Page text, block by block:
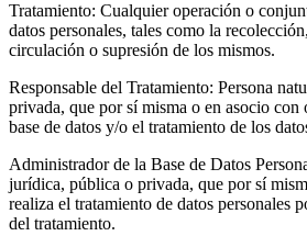
Tratamiento: Cualquier operación o
datos personales, tales como la
circulación o supresión de los mismos.
Responsable del Tratamiento: Persona
privada, que por sí misma o en asocio con
base de datos y/o el tratamiento de los
Administrador de la Base de Datos
jurídica, pública o privada, que por sí
realiza el tratamiento de datos personales
del tratamiento.